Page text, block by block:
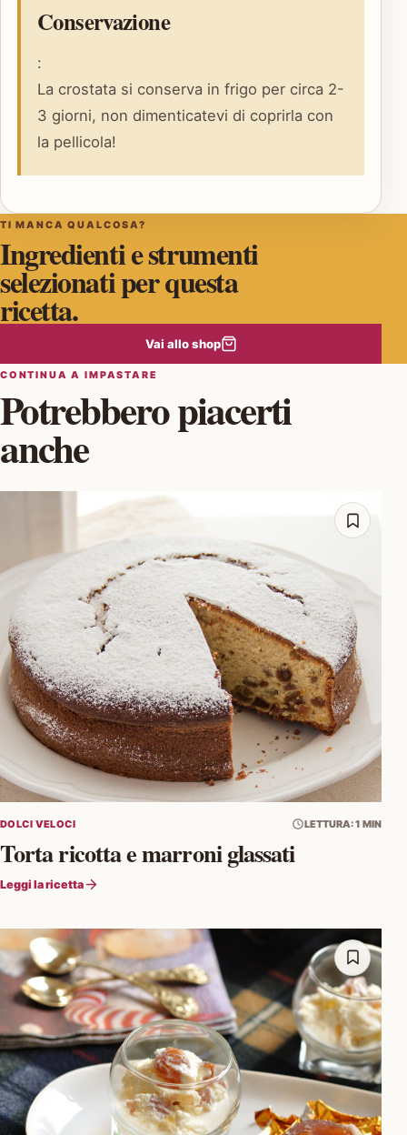
Conservazione
:
La crostata si conserva in frigo per circa 2-
3 giorni, non dimenticatevi di coprirla con
la pellicola!
TI MANCA QUALCOSA?
Ingredienti e strumenti
selezionati per questa
ricetta.
Vai allo shop
CONTINUA A IMPASTARE
Potrebbero piacerti
anche
DOLCI VELOCI LETTURA: 1 MIN
Torta ricotta e marroni glassati
Leggi la ricetta